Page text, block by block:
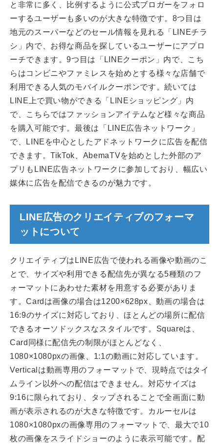
と非常に多く、比例するように公式ブロガーをフォロ
ーするユーザーも多いのが大きな特徴です。8つ目は
地元のスーパーなどのセール情報を見れる「LINEチラ
シ」内で、お得な商品を探しているユーザーにアプロ
ーチできます。9つ目は「LINEクーポン」内で、こち
らはコンビニやファミレスを始めとする様々な店舗で
利用できる人気のモバイルクーポンです。続いては
LINE上で買い物ができる「LINEショッピング」内
で、こちらではファッションアイテムなど様々な商品
を購入可能です。最後は「LINE広告ネットワーク」
で、LINEを中心としたアドネットワークに広告を配信
できます。TikTok、AbemaTVを始めとした外部のア
プリもLINE広告ネットワークに参加しており、幅広い
媒体に広告を配信できるのが魅力です。
LINE広告のクリエイティブのフォーマ
ットについて
クリエイティブはLINE広告で使われる画像や動画のこ
とで、サイズや利用できる配信先が異なる5種類のフ
ォーマットにあわせた素材を用意する必要がありま
す。Cardは画像の場合は1200×628px、動画の場合は
16:9のサイズに対応しており、ほとんどの場所に配信
できるオーソドックスなスタイルです。Squareは、
Card同様に配信先の制限がほとんどなく、
1080×1080pxの画像、1:1の動画に対応しています。
Verticalは動画専用のフォーマットで、現時点ではタイ
ムライン以外への配信はできません。対応サイズは
9:16に限られており、タップされることで全画面に動
画が表示されるのが大きな特徴です。カルーセルは
1080×1080pxの画像専用のフォーマットで、最大で10
枚の画像をスライドショーのように表示可能です。配